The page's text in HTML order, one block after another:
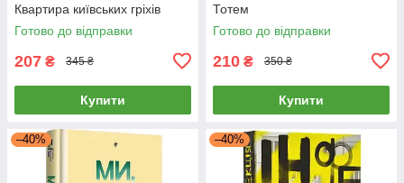
Квартира київських гріхів
Готово до відправки
207 ₴ 345 ₴
Купити
Тотем
Готово до відправки
210 ₴ 350 ₴
Купити
–40% –40%